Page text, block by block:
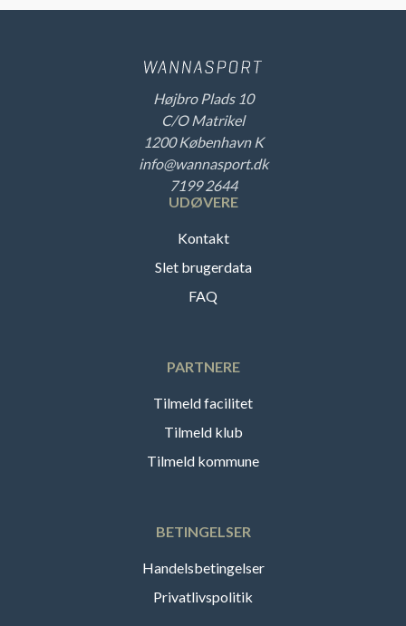
Højbro Plads 10
C/O Matrikel
1200 København K
info@wannasport.dk
7199 2644
UDØVERE
Kontakt
Slet brugerdata
FAQ
PARTNERE
Tilmeld facilitet
Tilmeld klub
Tilmeld kommune
BETINGELSER
Handelsbetingelser
Privatlivspolitik